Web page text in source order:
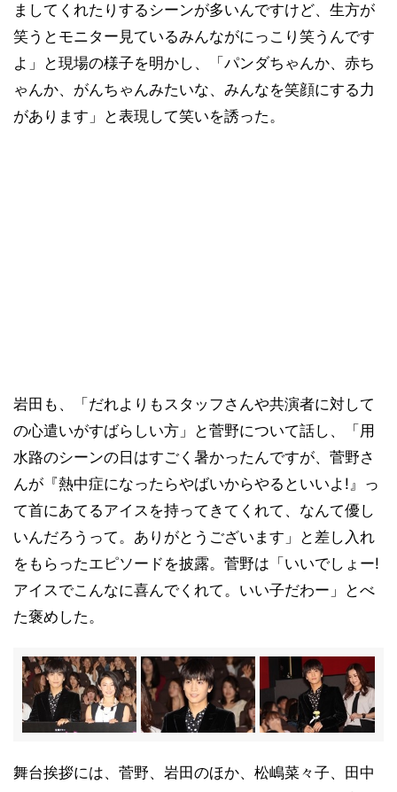
ましてくれたりするシーンが多いんですけど、生方が
笑うとモニター見ているみんながにっこり笑うんです
よ」と現場の様子を明かし、「パンダちゃんか、赤ち
ゃんか、がんちゃんみたいな、みんなを笑顔にする力
があります」と表現して笑いを誘った。
岩田も、「だれよりもスタッフさんや共演者に対して
の心遣いがすばらしい方」と菅野について話し、「用
水路のシーンの日はすごく暑かったんですが、菅野さ
んが『熱中症になったらやばいからやるといいよ!』っ
て首にあてるアイスを持ってきてくれて、なんて優し
いんだろうって。ありがとうございます」と差し入れ
をもらったエピソードを披露。菅野は「いいでしょー!
アイスでこんなに喜んでくれて。いい子だわー」とべ
た褒めした。
舞台挨拶には、菅野、岩田のほか、松嶋菜々子、田中